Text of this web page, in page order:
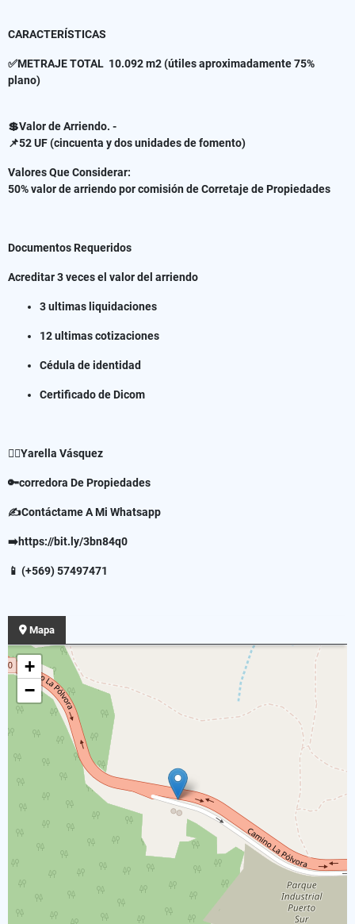
CARACTERÍSTICAS
✅METRAJE TOTAL 10.092 m2 (útiles aproximadamente 75%
plano)
💲Valor de Arriendo. -
📌52 UF (cincuenta y dos unidades de fomento)
Valores Que Considerar:
50% valor de arriendo por comisión de Corretaje de Propiedades
Documentos Requeridos
Acreditar 3 veces el valor del arriendo
3 ultimas liquidaciones
12 ultimas cotizaciones
Cédula de identidad
Certificado de Dicom
✍🏻Yarella Vásquez
🔑corredora De Propiedades
✍Contáctame A Mi Whatsapp
➡️https://bit.ly/3bn84q0
📱 (+569) 57497471
Mapa
+
−